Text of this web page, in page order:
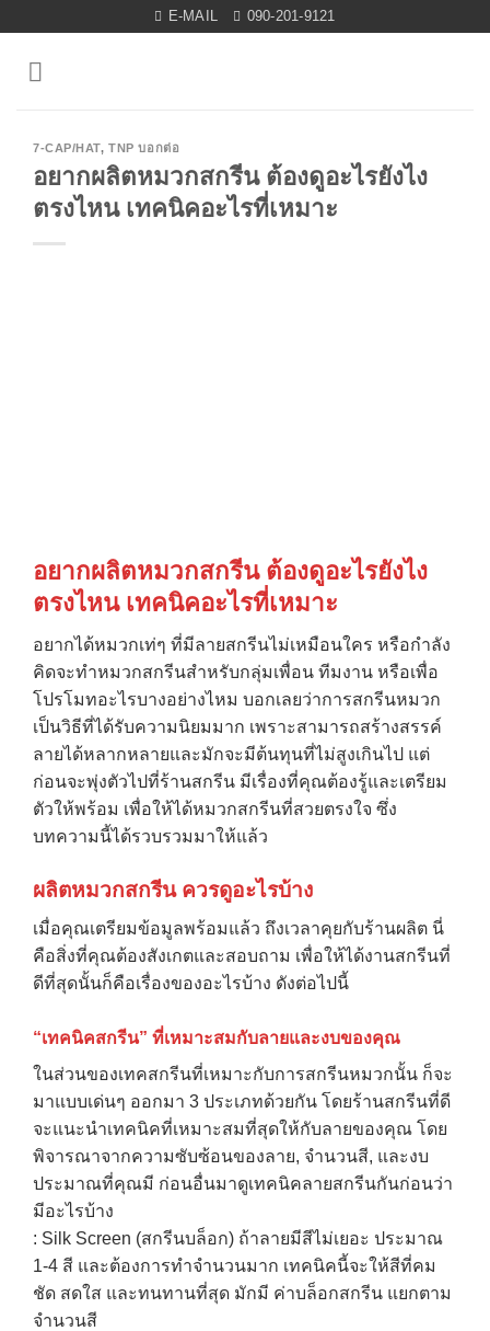
content
E-MAIL 090-201-9121
7-CAP/HAT,TNP บอกต่อ
อยากผลิตหมวกสกรีน ต้องดูอะไรยังไง
ตรงไหน เทคนิคอะไรที่เหมาะ
อยากผลิตหมวกสกรีน ต้องดูอะไรยังไง
ตรงไหน เทคนิคอะไรที่เหมาะ
อยากได้หมวกเท่ๆ ที่มีลายสกรีนไม่เหมือนใคร หรือกำลัง
คิดจะทำหมวกสกรีนสำหรับกลุ่มเพื่อน ทีมงาน หรือเพื่อ
โปรโมทอะไรบางอย่างไหม บอกเลยว่าการสกรีนหมวก
เป็นวิธีที่ได้รับความนิยมมาก เพราะสามารถสร้างสรรค์
ลายได้หลากหลายและมักจะมีต้นทุนที่ไม่สูงเกินไป แต่
ก่อนจะพุ่งตัวไปที่ร้านสกรีน มีเรื่องที่คุณต้องรู้และเตรียม
ตัวให้พร้อม เพื่อให้ได้หมวกสกรีนที่สวยตรงใจ ซึ่ง
บทความนี้ได้รวบรวมมาให้แล้ว
ผลิตหมวกสกรีน ควรดูอะไรบ้าง
เมื่อคุณเตรียมข้อมูลพร้อมแล้ว ถึงเวลาคุยกับร้านผลิต นี่
คือสิ่งที่คุณต้องสังเกตและสอบถาม เพื่อให้ได้งานสกรีนที่
ดีที่สุดนั้นก็คือเรื่องของอะไรบ้าง ดังต่อไปนี้
“เทคนิคสกรีน” ที่เหมาะสมกับลายและงบของคุณ
ในส่วนของเทคสกรีนที่เหมาะกับการสกรีนหมวกนั้น ก็จะ
มาแบบเด่นๆ ออกมา 3 ประเภทด้วยกัน โดยร้านสกรีนที่ดี
จะแนะนำเทคนิคที่เหมาะสมที่สุดให้กับลายของคุณ โดย
พิจารณาจากความซับซ้อนของลาย, จำนวนสี, และงบ
ประมาณที่คุณมี ก่อนอื่นมาดูเทคนิคลายสกรีนกันก่อนว่า
มีอะไรบ้าง
: Silk Screen (สกรีนบล็อก) ถ้าลายมีสีไม่เยอะ ประมาณ
1-4 สี และต้องการทำจำนวนมาก เทคนิคนี้จะให้สีที่คม
ชัด สดใส และทนทานที่สุด มักมี ค่าบล็อกสกรีน แยกตาม
จำนวนสี